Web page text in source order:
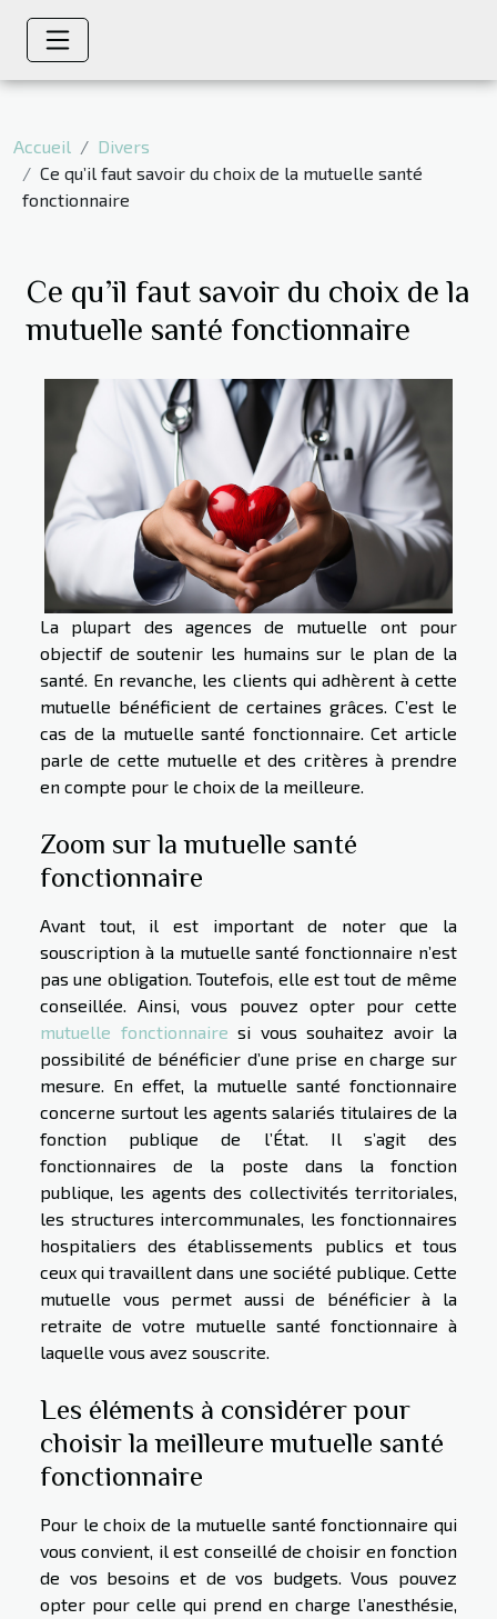
Accueil
Divers
Ce qu’il faut savoir du choix de la mutuelle santé
fonctionnaire
Ce qu’il faut savoir du choix de la
mutuelle santé fonctionnaire
La plupart des agences de mutuelle ont pour
objectif de soutenir les humains sur le plan de la
santé. En revanche, les clients qui adhèrent à cette
mutuelle bénéficient de certaines grâces. C’est le
cas de la mutuelle santé fonctionnaire. Cet article
parle de cette mutuelle et des critères à prendre
en compte pour le choix de la meilleure.
Zoom sur la mutuelle santé
fonctionnaire
Avant tout, il est important de noter que la
souscription à la mutuelle santé fonctionnaire n’est
pas une obligation. Toutefois, elle est tout de même
conseillée. Ainsi, vous pouvez opter pour cette
mutuelle fonctionnaire si vous souhaitez avoir la
possibilité de bénéficier d’une prise en charge sur
mesure. En effet, la mutuelle santé fonctionnaire
concerne surtout les agents salariés titulaires de la
fonction publique de l’État. Il s’agit des
fonctionnaires de la poste dans la fonction
publique, les agents des collectivités territoriales,
les structures intercommunales, les fonctionnaires
hospitaliers des établissements publics et tous
ceux qui travaillent dans une société publique. Cette
mutuelle vous permet aussi de bénéficier à la
retraite de votre mutuelle santé fonctionnaire à
laquelle vous avez souscrite.
Les éléments à considérer pour
choisir la meilleure mutuelle santé
fonctionnaire
Pour le choix de la mutuelle santé fonctionnaire qui
vous convient, il est conseillé de choisir en fonction
de vos besoins et de vos budgets. Vous pouvez
opter pour celle qui prend en charge l’anesthésie,